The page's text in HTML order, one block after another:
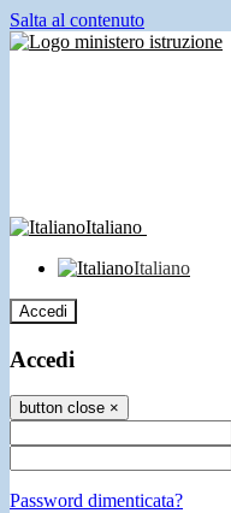
Salta al contenuto
Italiano
Italiano
Accedi
Accedi
button close ×
Password dimenticata?